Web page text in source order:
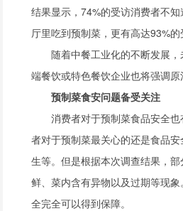
结果显示，74%的受访消费者不
厅里吃到预制菜，更有高达93%
随着中餐工业化的不断发展
端餐饮或特色餐饮企业也将强调原
预制菜食安问题备受关注
消费者对于预制菜食品安全
者对于预制菜最关心的还是食品
生等。但是根据本次调查结果，
鲜、菜内含有异物以及过期等现
全完全可以得到保障。